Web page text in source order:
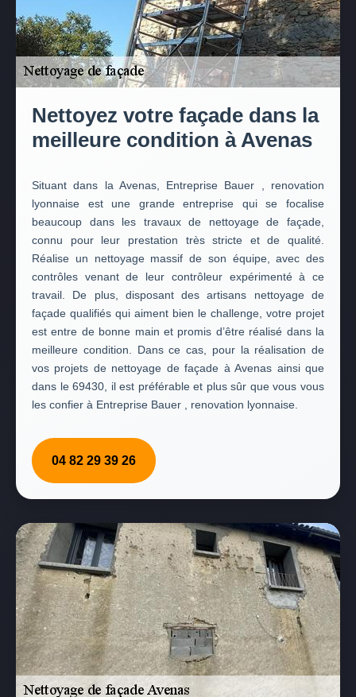
Nettoyez votre façade dans la
meilleure condition à Avenas
Situant dans la Avenas, Entreprise Bauer , renovation
lyonnaise est une grande entreprise qui se focalise
beaucoup dans les travaux de nettoyage de façade,
connu pour leur prestation très stricte et de qualité.
Réalise un nettoyage massif de son équipe, avec des
contrôles venant de leur contrôleur expérimenté à ce
travail. De plus, disposant des artisans nettoyage de
façade qualifiés qui aiment bien le challenge, votre projet
est entre de bonne main et promis d’être réalisé dans la
meilleure condition. Dans ce cas, pour la réalisation de
vos projets de nettoyage de façade à Avenas ainsi que
dans le 69430, il est préférable et plus sûr que vous vous
les confier à Entreprise Bauer , renovation lyonnaise.
04 82 29 39 26